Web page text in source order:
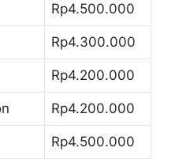
Rp4.500.000
Rp4.300.000
Rp4.200.000
Rp4.200.000
Rp4.500.000